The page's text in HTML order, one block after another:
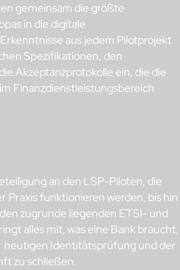
gemeinsam die größte
in die digitale
aus jedem Pilotprojekt
Spezifikationen, den
Akzeptanzprotokolle ein, die die
Finanzdienstleistungsbereich
an den LSP-Piloten, die
Praxis funktionieren werden, bis hin
zugrunde liegenden ETSI- und
alles mit, was eine Bank braucht,
heutigen Identitätsprüfung und der
zu schließen.